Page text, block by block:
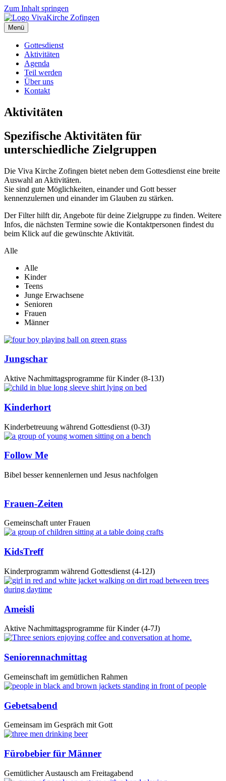
Zum Inhalt springen
Menü
Gottesdienst
Aktivitäten
Agenda
Teil werden
Über uns
Kontakt
Aktivitäten
Spezifische Aktivitäten für
unterschiedliche Zielgruppen
Die Viva Kirche Zofingen bietet neben dem Gottesdienst eine breite
Auswahl an Aktivitäten.
Sie sind gute Möglichkeiten, einander und Gott besser
kennenzulernen und einander im Glauben zu stärken.
Der Filter hilft dir, Angebote für deine Zielgruppe zu finden. Weitere
Infos, die nächsten Termine sowie die Kontaktpersonen findest du
beim Klick auf die gewünschte Aktivität.
Alle
Alle
Kinder
Teens
Junge Erwachsene
Senioren
Frauen
Männer
Jungschar
Aktive Nachmittagsprogramme für Kinder (8-13J)
Kinderhort
Kinderbetreuung während Gottesdienst (0-3J)
Follow Me
Bibel besser kennenlernen und Jesus nachfolgen
Frauen-Zeiten
Gemeinschaft unter Frauen
KidsTreff
Kinderprogramm während Gottesdienst (4-12J)
Ameisli
Aktive Nachmittagsprogramme für Kinder (4-7J)
Seniorennachmittag
Gemeinschaft im gemütlichen Rahmen
Gebetsabend
Gemeinsam im Gespräch mit Gott
Fürobebier für Männer
Gemütlicher Austausch am Freitagabend